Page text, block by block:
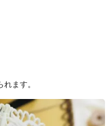
ます。